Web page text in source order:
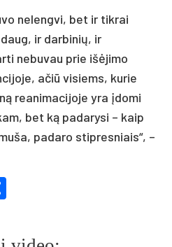
nelengvi, bet ir tikrai
ir darbinių, ir
nebuvau prie išėjimo
ačiū visiems, kurie
reanimacijoje yra įdomi
bet ką padarysi – kaip
padaro stipresniais“, –